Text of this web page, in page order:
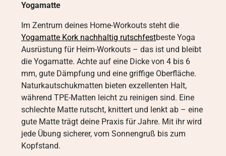
Yogamatte
Im Zentrum deines Home-Workouts steht die
Yogamatte Kork nachhaltig rutschfestbeste Yoga
Ausrüstung für Heim-Workouts – das ist und bleibt
die Yogamatte. Achte auf eine Dicke von 4 bis 6
mm, gute Dämpfung und eine griffige Oberfläche.
Naturkautschukmatten bieten exzellenten Halt,
während TPE-Matten leicht zu reinigen sind. Eine
schlechte Matte rutscht, knittert und lenkt ab – eine
gute Matte trägt deine Praxis für Jahre. Mit ihr wird
jede Übung sicherer, vom Sonnengruß bis zum
Kopfstand.